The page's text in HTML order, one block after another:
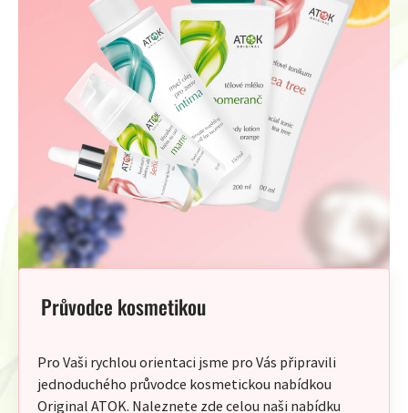
Průvodce kosmetikou
Pro Vaši rychlou orientaci jsme pro Vás připravili
jednoduchého průvodce kosmetickou nabídkou
Original ATOK. Naleznete zde celou naši nabídku